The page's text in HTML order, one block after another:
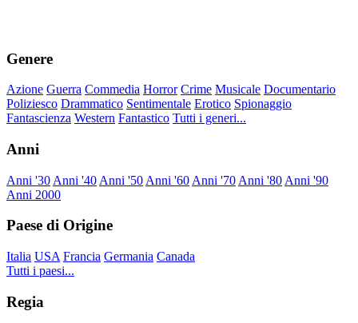
Genere
Azione Guerra Commedia Horror Crime Musicale Documentario
Poliziesco Drammatico Sentimentale Erotico Spionaggio
Fantascienza Western Fantastico Tutti i generi...
Anni
Anni '30 Anni '40 Anni '50 Anni '60 Anni '70 Anni '80 Anni '90
Anni 2000
Paese di Origine
Italia USA Francia Germania Canada
Tutti i paesi...
Regia